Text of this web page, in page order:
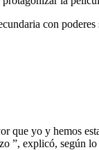
con
yo y hemos
”, explicó, según